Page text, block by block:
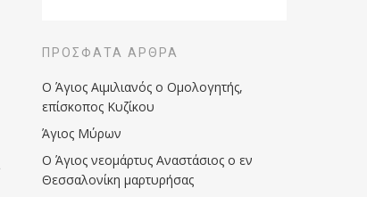
ΠΡΌΣΦΑΤΑ ΆΡΘΡΑ
Ο Άγιος Αιμιλιανός ο Ομολογητής,
επίσκοπος Κυζίκου
Άγιος Μύρων
Ο Άγιος νεομάρτυς Αναστάσιος ο εν
Θεσσαλονίκη μαρτυρήσας